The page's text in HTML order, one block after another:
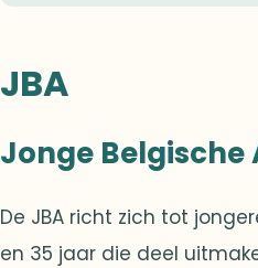
JBA
Jonge Belgische
De JBA richt zich tot
en 35 jaar die deel